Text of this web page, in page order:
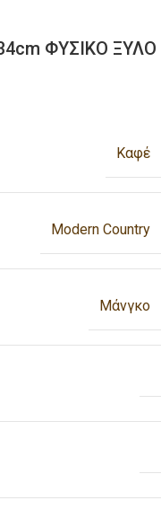
ΦΥΣΙΚΟ ΞΥΛΟ
Καφέ
Modern Country
Μάνγκο